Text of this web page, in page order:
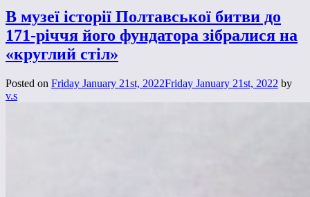
В музеї історії Полтавської битви до
171-річчя його фундатора зібралися на
«круглий стіл»
Posted on Friday January 21st, 2022Friday January 21st, 2022 by
v.s